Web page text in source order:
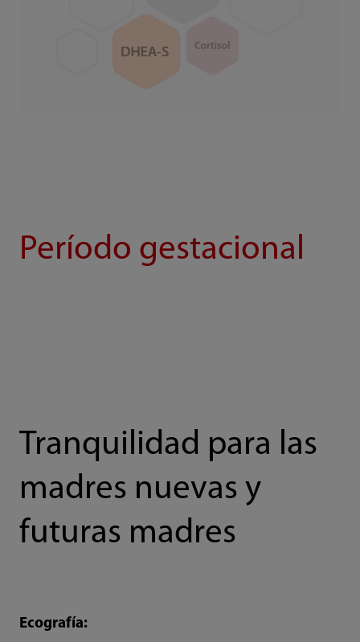
Período gestacional
Tranquilidad para las
madres nuevas y
futuras madres
Ecografía: